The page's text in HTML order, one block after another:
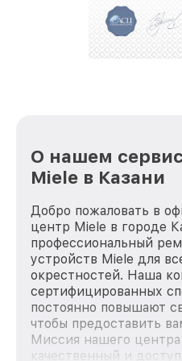
репутацию. Мы
стараемся каждый день
О нашем
Miele в Казани
Добро пожаловать в
центр Miele в городе
профессиональный
устройств Miele для
окрестностей. Наша
сертифицированных
постоянно повышают
чтобы предоставить
Миссия нашего
качественный и